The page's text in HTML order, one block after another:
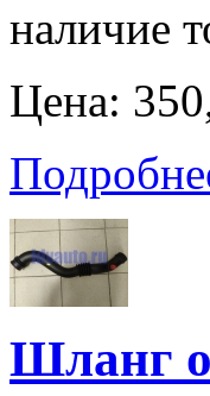
наличие
Цена:
Шланг